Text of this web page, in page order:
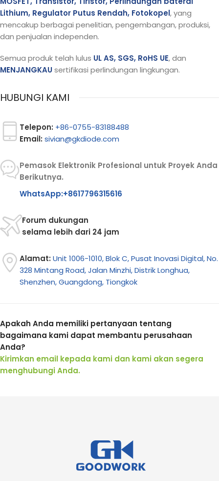
Lithium, Regulator Putus Rendah, Fotokopel, yang
mencakup berbagai penelitian, pengembangan, produksi,
dan penjualan independen.
Semua produk telah lulus UL AS, SGS, RoHS UE, dan
MENJANGKAUsertifikasi perlindungan lingkungan.
HUBUNGI KAMI
Telepon: +86-0755-83188488
Email: sivian@gkdiode.com
Pemasok Elektronik Profesional untuk Proyek Anda
Berikutnya.
WhatsApp:+8617796315616
Forum dukungan
selama lebih dari 24 jam
Alamat: Unit 1006-1010, Blok C, Pusat Inovasi Digital, No.
328 Mintang Road, Jalan Minzhi, Distrik Longhua,
Shenzhen, Guangdong, Tiongkok
Apakah Anda memiliki pertanyaan tentang
bagaimana kami dapat membantu perusahaan
Anda?
Kirimkan email kepada kami dan kami akan segera
menghubungi Anda.